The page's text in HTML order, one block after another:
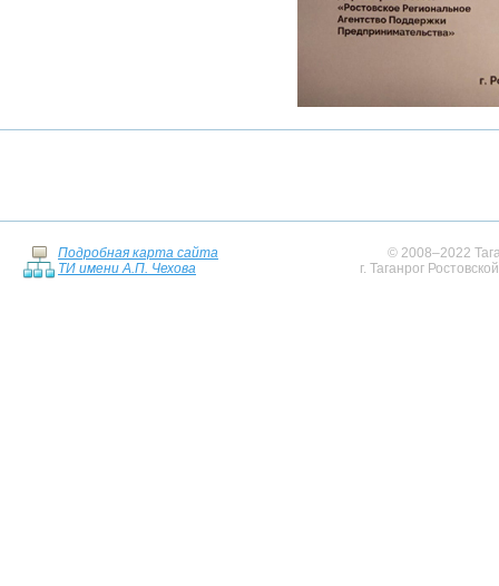
Подробная карта сайта
ТИ имени А.П. Чехова
© 2008–2022
г. Таганрог